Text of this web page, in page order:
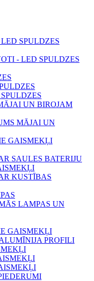
SPULDZES
- LED SPULDZES
UN BIROJAM
MĀJAI UN
GAISMEKĻI
SAULES BATERIJU
KUSTĪBAS
LAMPAS UN
GAISMEKĻI
PROFILI